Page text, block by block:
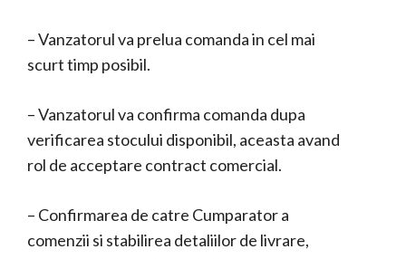
– Vanzatorul va prelua comanda in cel mai
scurt timp posibil.
– Vanzatorul va confirma comanda dupa
verificarea stocului disponibil, aceasta avand
rol de acceptare contract comercial.
– Confirmarea de catre Cumparator a
comenzii si stabilirea detaliilor de livrare,